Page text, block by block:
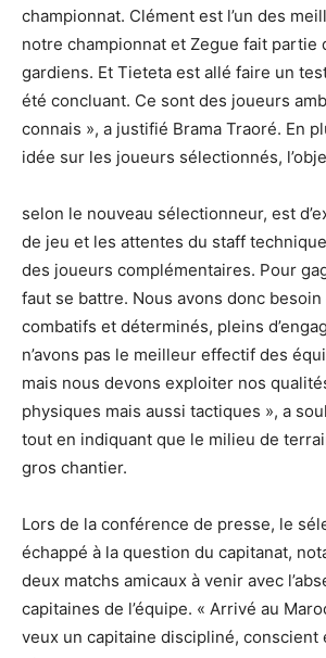
championnat. Clément est l’un des
notre championnat et Zegue fait partie
gardiens. Et Tieteta est allé faire un
été concluant. Ce sont des joueurs
connais », a justifié Brama Traoré. En
idée sur les joueurs sélectionnés,
selon le nouveau sélectionneur, est
de jeu et les attentes du staff
des joueurs complémentaires. Pour
faut se battre. Nous avons donc
combatifs et déterminés, pleins
n’avons pas le meilleur effectif des
mais nous devons exploiter nos
physiques mais aussi tactiques », a
tout en indiquant que le milieu de
gros chantier.
Lors de la conférence de presse, le
échappé à la question du capitanat,
deux matchs amicaux à venir avec
capitaines de l’équipe. « Arrivé au
veux un capitaine discipliné, conscient